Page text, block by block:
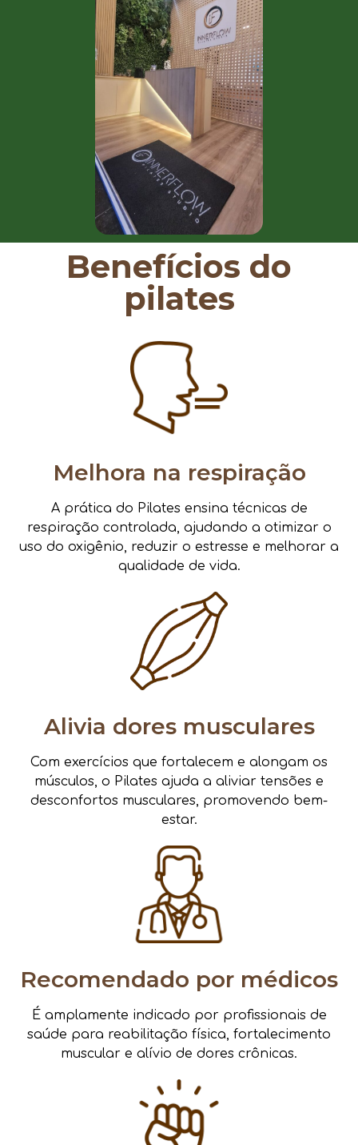
Benefícios do
pilates
Melhora na respiração
A prática do Pilates ensina técnicas de
respiração controlada, ajudando a otimizar o
uso do oxigênio, reduzir o estresse e melhorar a
qualidade de vida.
Alivia dores musculares
Com exercícios que fortalecem e alongam os
músculos, o Pilates ajuda a aliviar tensões e
desconfortos musculares, promovendo bem-
estar.
Recomendado por médicos
É amplamente indicado por profissionais de
saúde para reabilitação física, fortalecimento
muscular e alívio de dores crônicas.